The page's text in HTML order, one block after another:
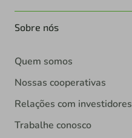
Sobre nós
Quem somos
Nossas cooperativas
Relações com investidores
Trabalhe conosco